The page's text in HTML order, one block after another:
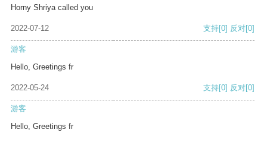
Horny Shriya called you
2022-07-12 支持[0] 反对[0]
游客
Hello, Greetings fr
2022-05-24 支持[0] 反对[0]
游客
Hello, Greetings fr